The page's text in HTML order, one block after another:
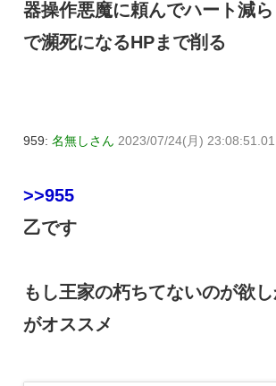
器操作悪魔に頼んでハート減
で瀕死になるHPまで削る
959: 名無しさん 2023/07/24(月)
>>955
乙です
もし王家の朽ちてないのが欲
がオススメ